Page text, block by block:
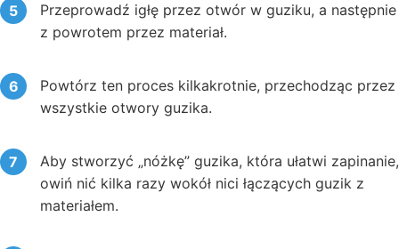
Przeprowadź igłę przez otwór w guziku, a następnie
z powrotem przez materiał.
Powtórz ten proces kilkakrotnie, przechodząc przez
wszystkie otwory guzika.
Aby stworzyć „nóżkę” guzika, która ułatwi zapinanie,
owiń nić kilka razy wokół nici łączących guzik z
materiałem.